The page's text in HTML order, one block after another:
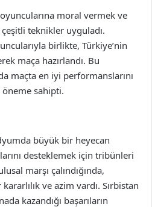
moral vermek ve
teknikler uyguladı.
birlikte, Türkiye’nin
maça hazırlandı. Bu
maçta en iyi performanslarını
sahipti.
büyük bir heyecan
desteklemek için tribünleri
marşı çalındığında,
ve azim vardı. Sırbistan
kazandığı başarıların